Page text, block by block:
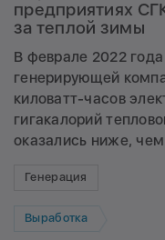
предприятиях
за теплой зимы
В феврале 2022
генерирующей
киловатт-часов
гигакалорий
оказались ниже,
Генерация
Выработка